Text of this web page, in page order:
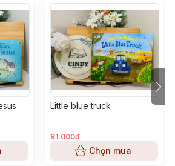
Little blue truck
81.000đ
Chọn mua